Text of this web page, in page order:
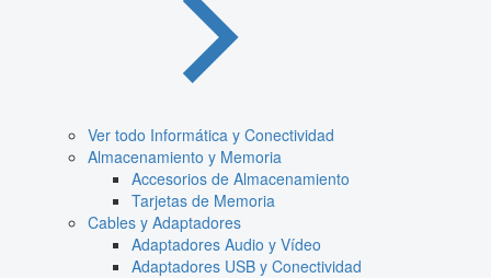
Ver todo Informática y Conectividad
Almacenamiento y Memoria
Accesorios de Almacenamiento
Tarjetas de Memoria
Cables y Adaptadores
Adaptadores Audio y Vídeo
Adaptadores USB y Conectividad